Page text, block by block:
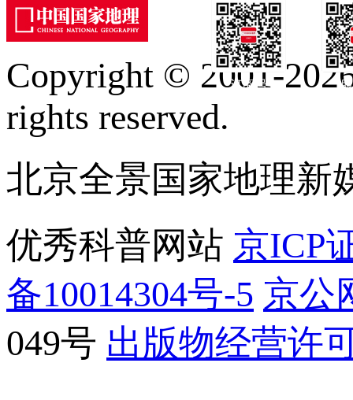
订阅号
Copyright © 2001-
rights reserved.
北京全景国家地理新
优秀科普网站 京ICP
备10014304号-5 京公
049号 出版物经营许